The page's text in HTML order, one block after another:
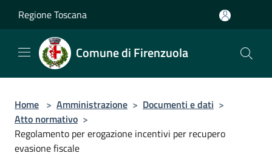
Regione Toscana
Comune di Firenzuola
Home > Amministrazione > Documenti e dati >
Atto normativo >
Regolamento per erogazione incentivi per recupero
evasione fiscale